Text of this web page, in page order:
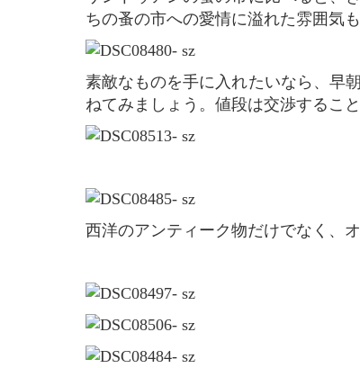
ちの蚤の市への愛情に溢れた雰囲気
素敵なものを手に入れたいなら、早朝に来ることがおすすめです。お値段はお店の人に尋
ねてみましょう。値段は交渉するこ
西洋のアンティーク物だけでなく